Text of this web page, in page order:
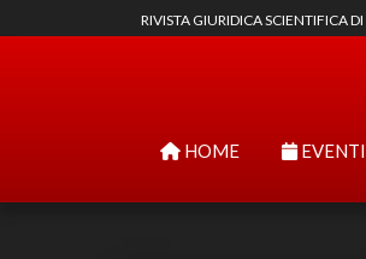
RIVISTA GIURIDICA SCIENTIFICA DI
HOME EVENTI